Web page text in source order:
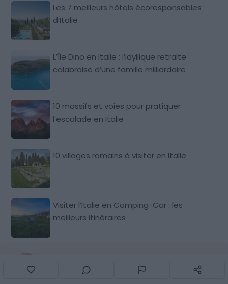
Les 7 meilleurs hôtels écoresponsables
d’Italie
L’Île Dino en Italie : l’idyllique retraite
calabraise d’une famille milliardaire
10 massifs et voies pour pratiquer
l’escalade en Italie
10 villages romains à visiter en Italie
Visiter l’Italie en Camping-Car : les
meilleurs itinéraires